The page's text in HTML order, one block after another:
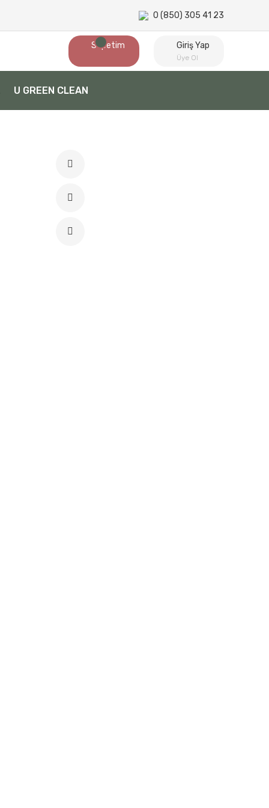
0 (850) 305 41 23
Sepetim Giriş Yap
Üye Ol
U GREEN CLEAN